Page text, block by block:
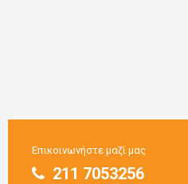
Επικοινωνήστε μαζί μας
211 7053256